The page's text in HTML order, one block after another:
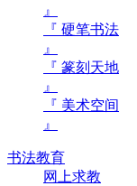
』
『 硬笔书法
』
『 篆刻天地
』
『 美术空间
』
书法教育
网上求教